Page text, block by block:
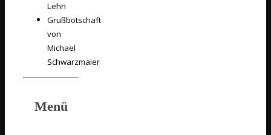
Lehn
Grußbotschaft
von
Michael
Schwarzmaier
Menü